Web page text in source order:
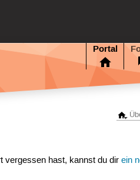
Portal
vergessen hast, kannst du direin